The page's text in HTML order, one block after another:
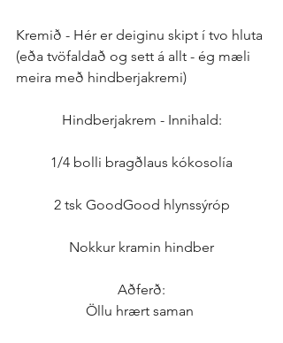
Kremið - Hér er deiginu skipt í tvo hluta
(eða tvöfaldað og sett á allt - ég mæli
meira með hindberjakremi)
Hindberjakrem - Innihald:
1/4 bolli bragðlaus kókosolía
2 tsk GoodGood hlynssýróp
Nokkur kramin hindber
Aðferð:
Öllu hrært saman